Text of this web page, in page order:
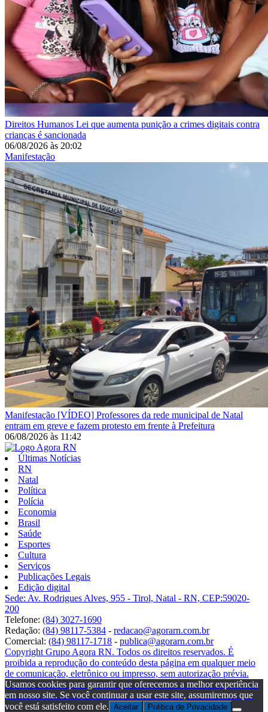
Direitos Humanos Lei que aumenta punição a crimes digitais contra
crianças é sancionada
06/08/2026 às 20:02
Manifestação
Manifestação [VÍDEO] Professores da rede municipal de Natal
entram em greve e fazem protesto em frente à Prefeitura
06/08/2026 às 11:42
Últimas Notícias
RN
Natal
Política
Polícia
Economia
Brasil
Saúde
Esportes
Cultura
Serviços
Publicações Legais
Edição digital
Sede: Av. Rodrigues Alves, 955 - Tirol, Natal - RN, CEP:59020-
200
Telefone: (84) 3027-1690
Redação: (84) 98117-5384 - redacao@agorarn.com.br
Comercial: (84) 98117-1718 - publica@agorarn.com.br
Copyright Grupo Agora RN. Todos os direitos reservados. É
proibida a reprodução do conteúdo desta página em qualquer meio
de comunicação, eletrônico ou impresso, sem autorização prévia.
Usamos cookies para garantir que oferecemos a melhor experiência
em nosso site. Se você continuar a usar este site, assumiremos que
você está satisfeito com ele. Aceitar Politica de Privacidade